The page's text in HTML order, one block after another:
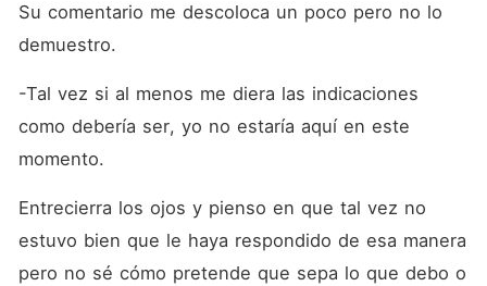
Su comentario me descoloca un poco pero no lo
demuestro.
-Tal vez si al menos me diera las indicaciones
como debería ser, yo no estaría aquí en este
momento.
Entrecierra los ojos y pienso en que tal vez no
estuvo bien que le haya respondido de esa manera
pero no sé cómo pretende que sepa lo que debo o